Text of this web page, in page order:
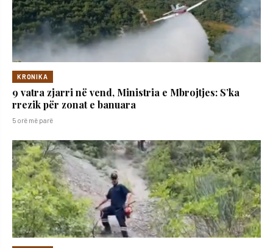
KRONIKA
9 vatra zjarri në vend, Ministria e Mbrojtjes: S’ka
rrezik për zonat e banuara
5 orë më parë